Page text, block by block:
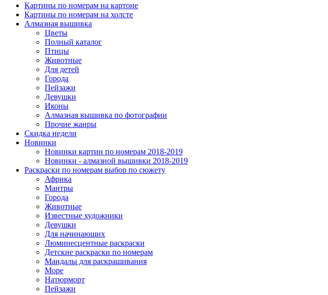
Картины по номерам на картоне
Картины по номерам на холсте
Алмазная вышивка
Цветы
Полный каталог
Птицы
Животные
Для детей
Города
Пейзажи
Девушки
Иконы
Алмазная вышивка по фотографии
Прочие жанры
Скидка недели
Новинки
Новинки картин по номерам 2018-2019
Новинки - алмазной вышивки 2018-2019
Раскраски по номерам выбор по сюжету
Африка
Мантры
Города
Животные
Известные художники
Девушки
Для начинающих
Люминесцентные раскраски
Детские раскраски по номерам
Мандалы для раскрашивания
Море
Натюрморт
Пейзажи